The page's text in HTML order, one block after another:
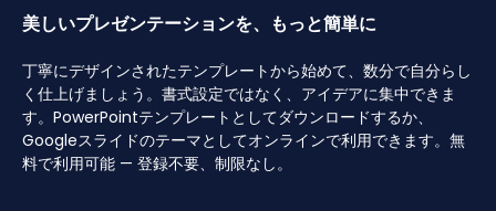
美しいプレゼンテーションを、もっと簡単に
丁寧にデザインされたテンプレートから始めて、数分で自分らし
く仕上げましょう。書式設定ではなく、アイデアに集中できま
す。PowerPointテンプレートとしてダウンロードするか、
Googleスライドのテーマとしてオンラインで利用できます。無
料で利用可能 — 登録不要、制限なし。